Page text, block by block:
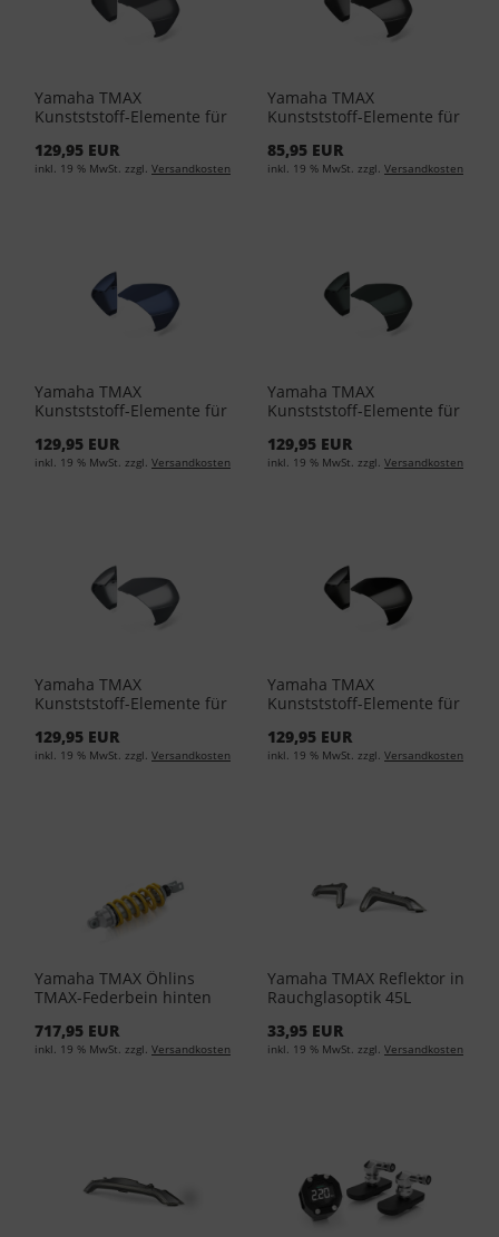
Yamaha TMAX
Kunstststoff-Elemente für
MDNM8 BBW-F84W1-A0-
15
129,95 EUR
inkl. 19 % MwSt. zzgl. Versandkosten
Yamaha TMAX
Kunstststoff-Elemente für
BLACK Unlackiert BBW-
F84W1-00-01
85,95 EUR
inkl. 19 % MwSt. zzgl. Versandkosten
Yamaha TMAX
Kunstststoff-Elemente für
Icon Blue BBW-F84W1-A0-
12
129,95 EUR
inkl. 19 % MwSt. zzgl. Versandkosten
Yamaha TMAX
Kunstststoff-Elemente für
MDBNM4 Dark Petrol
BBW-F84W1-A0-17
129,95 EUR
inkl. 19 % MwSt. zzgl. Versandkosten
Yamaha TMAX
Kunstststoff-Elemente für
Power Grey BBW-F84W1-
A0-16
129,95 EUR
inkl. 19 % MwSt. zzgl. Versandkosten
Yamaha TMAX
Kunstststoff-Elemente für
Midnight Black BBW-
F84W1-A0-10
129,95 EUR
inkl. 19 % MwSt. zzgl. Versandkosten
Yamaha TMAX Öhlins
TMAX-Federbein hinten
Tech Gold
717,95 EUR
inkl. 19 % MwSt. zzgl. Versandkosten
Yamaha TMAX Reflektor in
Rauchglasoptik 45L
00 - Smoke
33,95 EUR
inkl. 19 % MwSt. zzgl. Versandkosten